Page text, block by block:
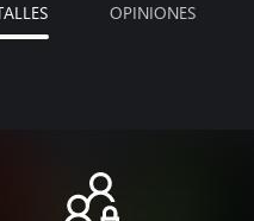
OPINIONES